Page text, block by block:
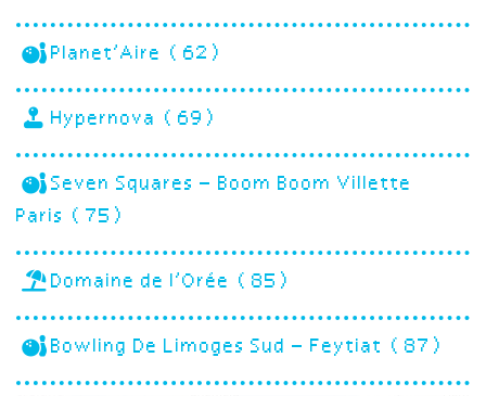
Planet’Aire (62)
Hypernova (69)
Seven Squares – Boom Boom Villette
Paris (75)
Domaine de l’Orée (85)
Bowling De Limoges Sud – Feytiat (87)